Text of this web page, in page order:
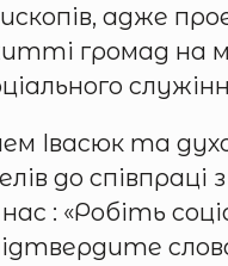
адже
громад на
Івасюк та
до співпраці
: «Робіть